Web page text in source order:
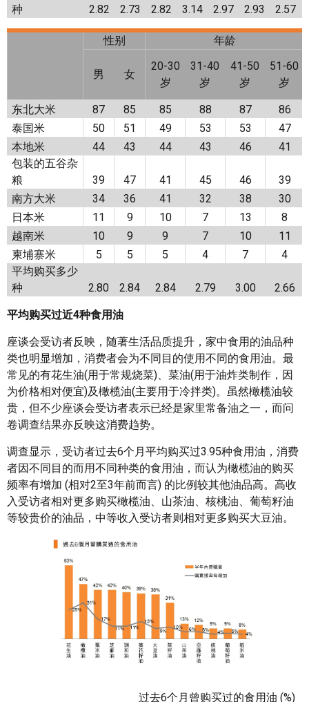
种
2.82 2.73 2.82 3.14 2.97 2.93 2.57
性别 年龄
男 女
20-30
岁
31-40
岁
41-50
岁
51-60
岁
东北大米 87 85 85 88 87
86
泰国米
50 51 49 53 53
47
本地米
44 43 44 43 46
41
包装的五谷杂
粮
39 47 41 45 46
39
南方大米
34 36 41 32 38
30
日本米
11 9 10 7 13
8
越南米
10 9 9 7 10
11
柬埔寨米
5 5 5 4 7
4
平均购买多少
种
2.80 2.84 2.84 2.79 3.00 2.66
平均购买过近4种食用油
座谈会受访者反映，随著生活品质提升，家中食用的油品种
类也明显增加，消费者会为不同目的使用不同的食用油。最
常见的有花生油(用于常规烧菜)、菜油(用于油炸类制作，因
为价格相对便宜)及橄榄油(主要用于冷拌类)。虽然橄榄油较
贵，但不少座谈会受访者表示已经是家里常备油之一，而问
卷调查结果亦反映这消费趋势。
调查显示，受访者过去6个月平均购买过3.95种食用油，消费
者因不同目的而用不同种类的食用油，而认为橄榄油的购买
频率有增加 (相对2至3年前而言) 的比例较其他油品高。高收
入受访者相对更多购买橄榄油、山茶油、核桃油、葡萄籽油
等较贵价的油品，中等收入受访者则相对更多购买大豆油。
过去6个月曾购买过的食用油 (%)